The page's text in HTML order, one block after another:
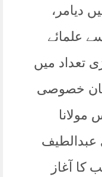
دیامر،
علمائے
تعداد میں
خصوصی
عبدالطیف
کا آغاز